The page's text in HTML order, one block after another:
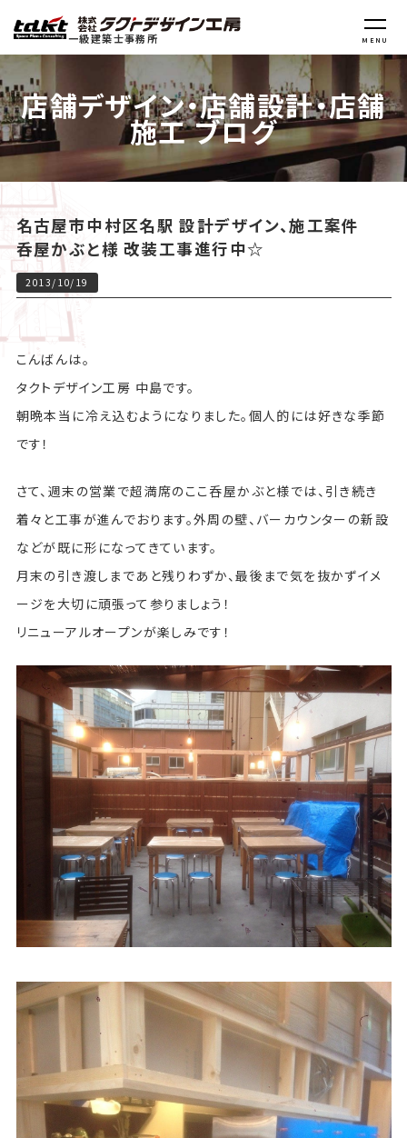
一級建築士事務所 MENU
店舗デザイン・店舗設計・店舗
施工 ブログ
名古屋市中村区名駅 設計デザイン、施工案件
呑屋かぶと様 改装工事進行中☆
2013/10/19
こんばんは。
タクトデザイン工房 中島です。
朝晩本当に冷え込むようになりました。個人的には好きな季節
です！
さて、週末の営業で超満席のここ呑屋かぶと様では、引き続き
着々と工事が進んでおります。外周の壁、バーカウンターの新設
などが既に形になってきています。
月末の引き渡しまであと残りわずか、最後まで気を抜かずイメ
ージを大切に頑張って参りましょう！
リニューアルオープンが楽しみです！